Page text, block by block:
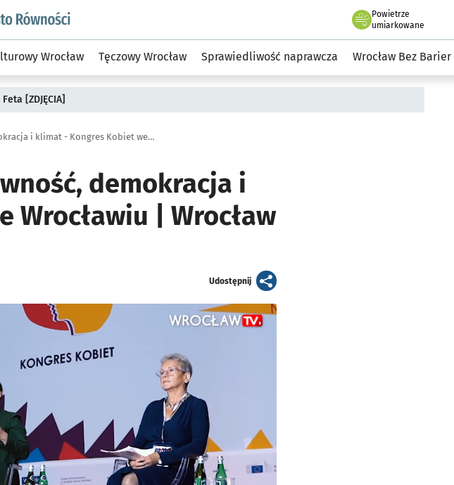
podserwis: Miasto równości
Powietrze
we Wrocławiu
umiarkowane
Wrocław Tęczowy Wrocław Sprawiedliwość naprawcza Wrocław Bez Barier
[ZDJĘCIA]
Dla nich liczą się pokój, równość, demokracja i klimat - Kongres Kobiet we Wrocławiu | Wrocław TV
demokracja i
| Wrocław
Udostępnijartykuł